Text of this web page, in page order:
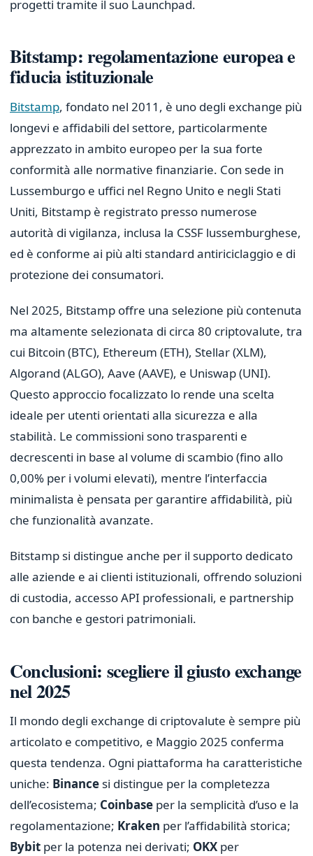
progetti tramite il suo Launchpad.
Bitstamp: regolamentazione europea e
fiducia istituzionale
Bitstamp, fondato nel 2011, è uno degli exchange più
longevi e affidabili del settore, particolarmente
apprezzato in ambito europeo per la sua forte
conformità alle normative finanziarie. Con sede in
Lussemburgo e uffici nel Regno Unito e negli Stati
Uniti, Bitstamp è registrato presso numerose
autorità di vigilanza, inclusa la CSSF lussemburghese,
ed è conforme ai più alti standard antiriciclaggio e di
protezione dei consumatori.
Nel 2025, Bitstamp offre una selezione più contenuta
ma altamente selezionata di circa 80 criptovalute, tra
cui Bitcoin (BTC), Ethereum (ETH), Stellar (XLM),
Algorand (ALGO), Aave (AAVE), e Uniswap (UNI).
Questo approccio focalizzato lo rende una scelta
ideale per utenti orientati alla sicurezza e alla
stabilità. Le commissioni sono trasparenti e
decrescenti in base al volume di scambio (fino allo
0,00% per i volumi elevati), mentre l’interfaccia
minimalista è pensata per garantire affidabilità, più
che funzionalità avanzate.
Bitstamp si distingue anche per il supporto dedicato
alle aziende e ai clienti istituzionali, offrendo soluzioni
di custodia, accesso API professionali, e partnership
con banche e gestori patrimoniali.
Conclusioni: scegliere il giusto exchange
nel 2025
Il mondo degli exchange di criptovalute è sempre più
articolato e competitivo, e Maggio 2025 conferma
questa tendenza. Ogni piattaforma ha caratteristiche
uniche: Binancesi distingue per la completezza
dell’ecosistema; Coinbase per la semplicità d’uso e la
regolamentazione; Kraken per l’affidabilità storica;
Bybit per la potenza nei derivati; OKX per